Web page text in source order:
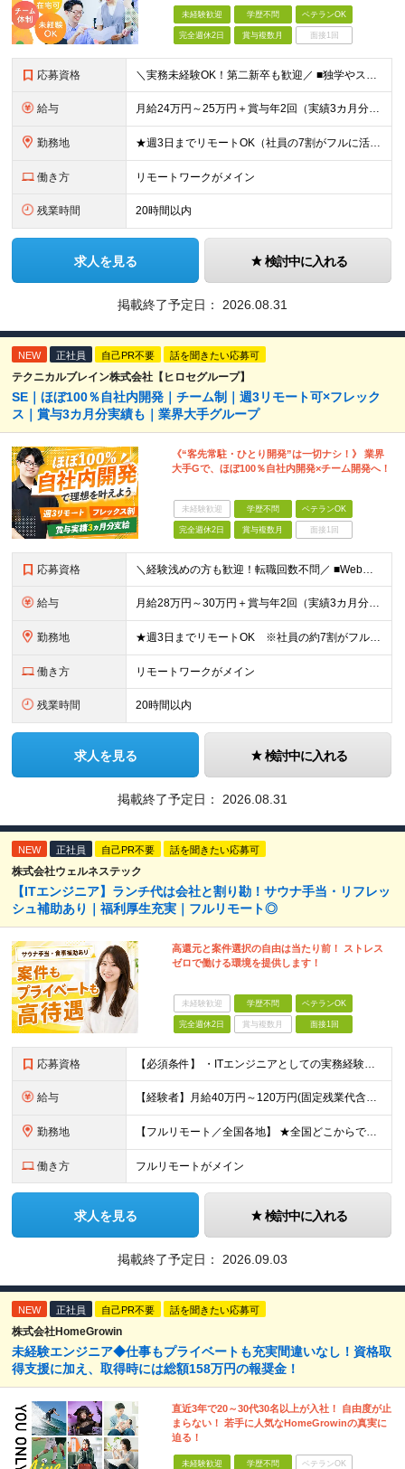
未経験歓迎 学歴不問 ベテランOK
完全週休2日 賞与複数月 面接1回
応募資格 ＼実務未経験OK！第二新卒も歓迎／ ■独学やスクール・職業訓練校等でプログラミングに触れている方 ■学歴不問 └まずはお会いするスタイルです！ 建設業界のコンサルタントなど、異業種の先輩も活躍中！
給与 月給24万円～25万円＋賞与年2回（実績3カ月分）＋住宅・家族手当 ※経験・年齢・能力を考慮し、当社規定により決定します。 ※試用期間3カ月（給与、待遇に差異はありません） ※残業代は全額支給いたしま
勤務地 ★週3日までリモートOK（社員の7割がフルに活用中！） ★駅チカで通勤快適！ ★遠方からのUIターンも歓迎！ ■東京本社 東京都台東区上野6丁目16番地22号 上野TGビル4階 ～アクセス～ ■各
働き方 リモートワークがメイン
残業時間 20時間以内
求人を見る 検討中に入れる
掲載終了予定日： 2026.08.31
NEW 正社員 自己PR不要 話を聞きたい応募可
テクニカルブレイン株式会社【ヒロセグループ】
SE｜ほぼ100％自社内開発｜チーム制｜週3リモート可×フレック
ス｜賞与3カ月分実績も｜業界大手グループ
《“客先常駐・ひとり開発”は一切ナシ！》 業界
大手Gで、ほぼ100％自社内開発×チーム開発へ！
未経験歓迎 学歴不問 ベテランOK
完全週休2日 賞与複数月 面接1回
応募資格 ＼経験浅めの方も歓迎！転職回数不問／ ■Web系システム開発の経験をお持ちの方（言語、工程、年数不問） ■学歴不問 ◎まずはお会いすることを大切にしています！ 「経歴に自信がない…」そんな方もまずは
給与 月給28万円～30万円＋賞与年2回（実績3カ月分）＋住宅・家族手当 ※経験・年齢・能力を考慮し、当社規定により決定します。 ※試用期間3カ月（給与、待遇に差異はありません） ※残業代は全額支給いたしま
勤務地 ★週3日までリモートOK ※社員の約7割がフルに活用中 ★駅チカで通勤快適！ ■東京本社 東京都台東区上野6丁目16番地22号 上野TGビル4階 ※(変更の範囲)上記を除く当社関連勤務地
働き方 リモートワークがメイン
残業時間 20時間以内
求人を見る 検討中に入れる
掲載終了予定日： 2026.08.31
NEW 正社員 自己PR不要 話を聞きたい応募可
株式会社ウェルネステック
【ITエンジニア】ランチ代は会社と割り勘！サウナ手当・リフレッ
シュ補助あり｜福利厚生充実｜フルリモート◎
高還元と案件選択の自由は当たり前！ ストレス
ゼロで働ける環境を提供します！
未経験歓迎 学歴不問 ベテランOK
完全週休2日 賞与複数月 面接1回
応募資格 【必須条件】 ・ITエンジニアとしての実務経験が1年以上ある方 ※開発・インフラ・運用保守など分野・フェーズは不問！ ※学歴不問 【歓迎条件】 ・基本設計、詳細設計などの経験がある方 ・AWS, G
給与 【経験者】月給40万円～120万円(固定残業代含む)+各種手当 ※月給には、みなし残業手当(月30時間／5万8,000円～15万7,000円)を含みます ※上記を超える時間外労働分は追加で支給します
勤務地 【フルリモート／全国各地】 ★全国どこからでも参画可能！フルリモート案件も多数！ ※プロジェクトは100%選択制。あなたの希望を最優先します。 ※フルリモート、ハイブリッド、常駐案件から自由に選択可能
働き方 フルリモートがメイン
求人を見る 検討中に入れる
掲載終了予定日： 2026.09.03
NEW 正社員 自己PR不要 話を聞きたい応募可
株式会社HomeGrowin
未経験エンジニア◆仕事もプライベートも充実間違いなし！資格取
得支援に加え、取得時には総額158万円の報奨金！
直近3年で20～30代30名以上が入社！ 自由度が止
まらない！ 若手に人気なHomeGrowinの真実に
迫る！
未経験歓迎 学歴不問 ベテランOK